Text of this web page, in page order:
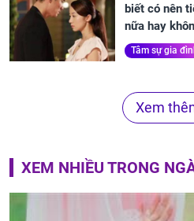
biết có nên
nữa hay
Tâm sự gia
Xem
XEM NHIỀU TRONG